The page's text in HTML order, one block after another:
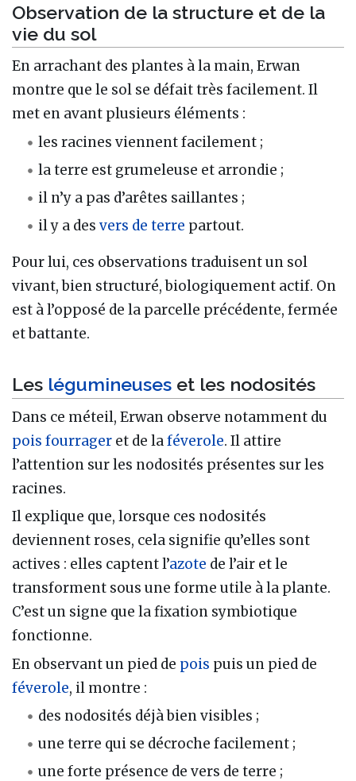
Observation de la structure et de la
vie du sol
En arrachant des plantes à la main, Erwan
montre que le sol se défait très facilement. Il
met en avant plusieurs éléments :
les racines viennent facilement ;
la terre est grumeleuse et arrondie ;
il n’y a pas d’arêtes saillantes ;
il y a desvers de terre partout.
Pour lui, ces observations traduisent un sol
vivant, bien structuré, biologiquement actif. On
est à l’opposé de la parcelle précédente, fermée
et battante.
Les légumineuses et les nodosités
Dans ce méteil, Erwan observe notamment du
pois fourrager et de laféverole. Il attire
l’attention sur les nodosités présentes sur les
racines.
Il explique que, lorsque ces nodosités
deviennent roses, cela signifie qu’elles sont
actives : elles captent l’azote de l’air et le
transforment sous une forme utile à la plante.
C’est un signe que la fixation symbiotique
fonctionne.
En observant un pied de pois puis un pied de
féverole, il montre :
des nodosités déjà bien visibles ;
une terre qui se décroche facilement ;
une forte présence de vers de terre ;